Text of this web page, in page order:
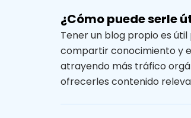
¿Cómo puede serle
Tener un blog propio es
compartir conocimiento y
atrayendo más tráfico
ofrecerles contenido